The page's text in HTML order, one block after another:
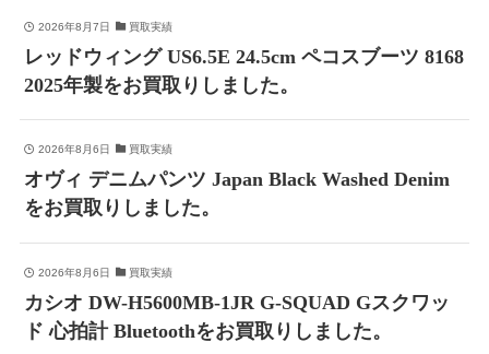
2026年8月7日 買取実績
レッドウィング US6.5E 24.5cm ペコスブーツ 8168
2025年製をお買取りしました。
2026年8月6日 買取実績
オヴィ デニムパンツ Japan Black Washed Denim
をお買取りしました。
2026年8月6日 買取実績
カシオ DW-H5600MB-1JR G-SQUAD Gスクワッ
ド 心拍計 Bluetoothをお買取りしました。